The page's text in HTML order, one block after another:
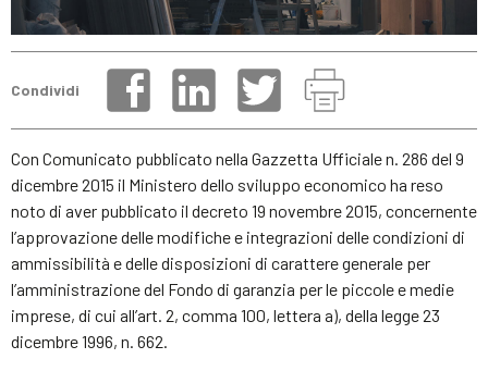
Condividi
Con Comunicato pubblicato nella Gazzetta Ufficiale n. 286 del 9
dicembre 2015 il Ministero dello sviluppo economico ha reso
noto di aver pubblicato il decreto 19 novembre 2015, concernente
l’approvazione delle modifiche e integrazioni delle condizioni di
ammissibilità e delle disposizioni di carattere generale per
l’amministrazione del Fondo di garanzia per le piccole e medie
imprese, di cui all’art. 2, comma 100, lettera a), della legge 23
dicembre 1996, n. 662.